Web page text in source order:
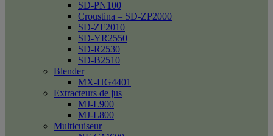
SD-PN100
Croustina – SD-ZP2000
SD-ZF2010
SD-YR2550
SD-R2530
SD-B2510
Blender
MX-HG4401
Extracteurs de jus
MJ-L900
MJ-L800
Multicuiseur